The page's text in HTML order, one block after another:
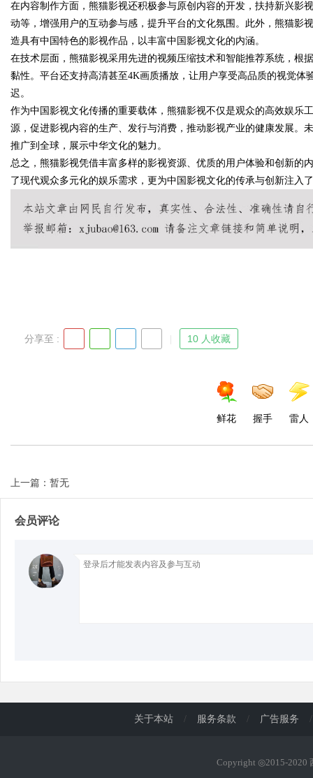
!
Bo
在内容制作方面，熊猫影视还积极参与原创内容的开发，扶持新兴影
动等，增强用户的互动参与感，提升平台的文化氛围。此外，熊猫影
造具有中国特色的影视作品，以丰富中国影视文化的内涵。
在技术层面，熊猫影视采用先进的视频压缩技术和智能推荐系统，根
黏性。平台还支持高清甚至4K画质播放，让用户享受高品质的视觉
迟。
作为中国影视文化传播的重要载体，熊猫影视不仅是观众的高效娱乐
源，促进影视内容的生产、发行与消费，推动影视产业的健康发展。
推广到全球，展示中华文化的魅力。
总之，熊猫影视凭借丰富多样的影视资源、优质的用户体验和创新的
了现代观众多元化的娱乐需求，更为中国影视文化的传承与创新注入
分享至 : 10 人收藏
鲜花 握手 雷人
上一篇：暂无
会员评论
关于本站 / 服务条款 / 广告服务 /
Copyright ◎2015-2020